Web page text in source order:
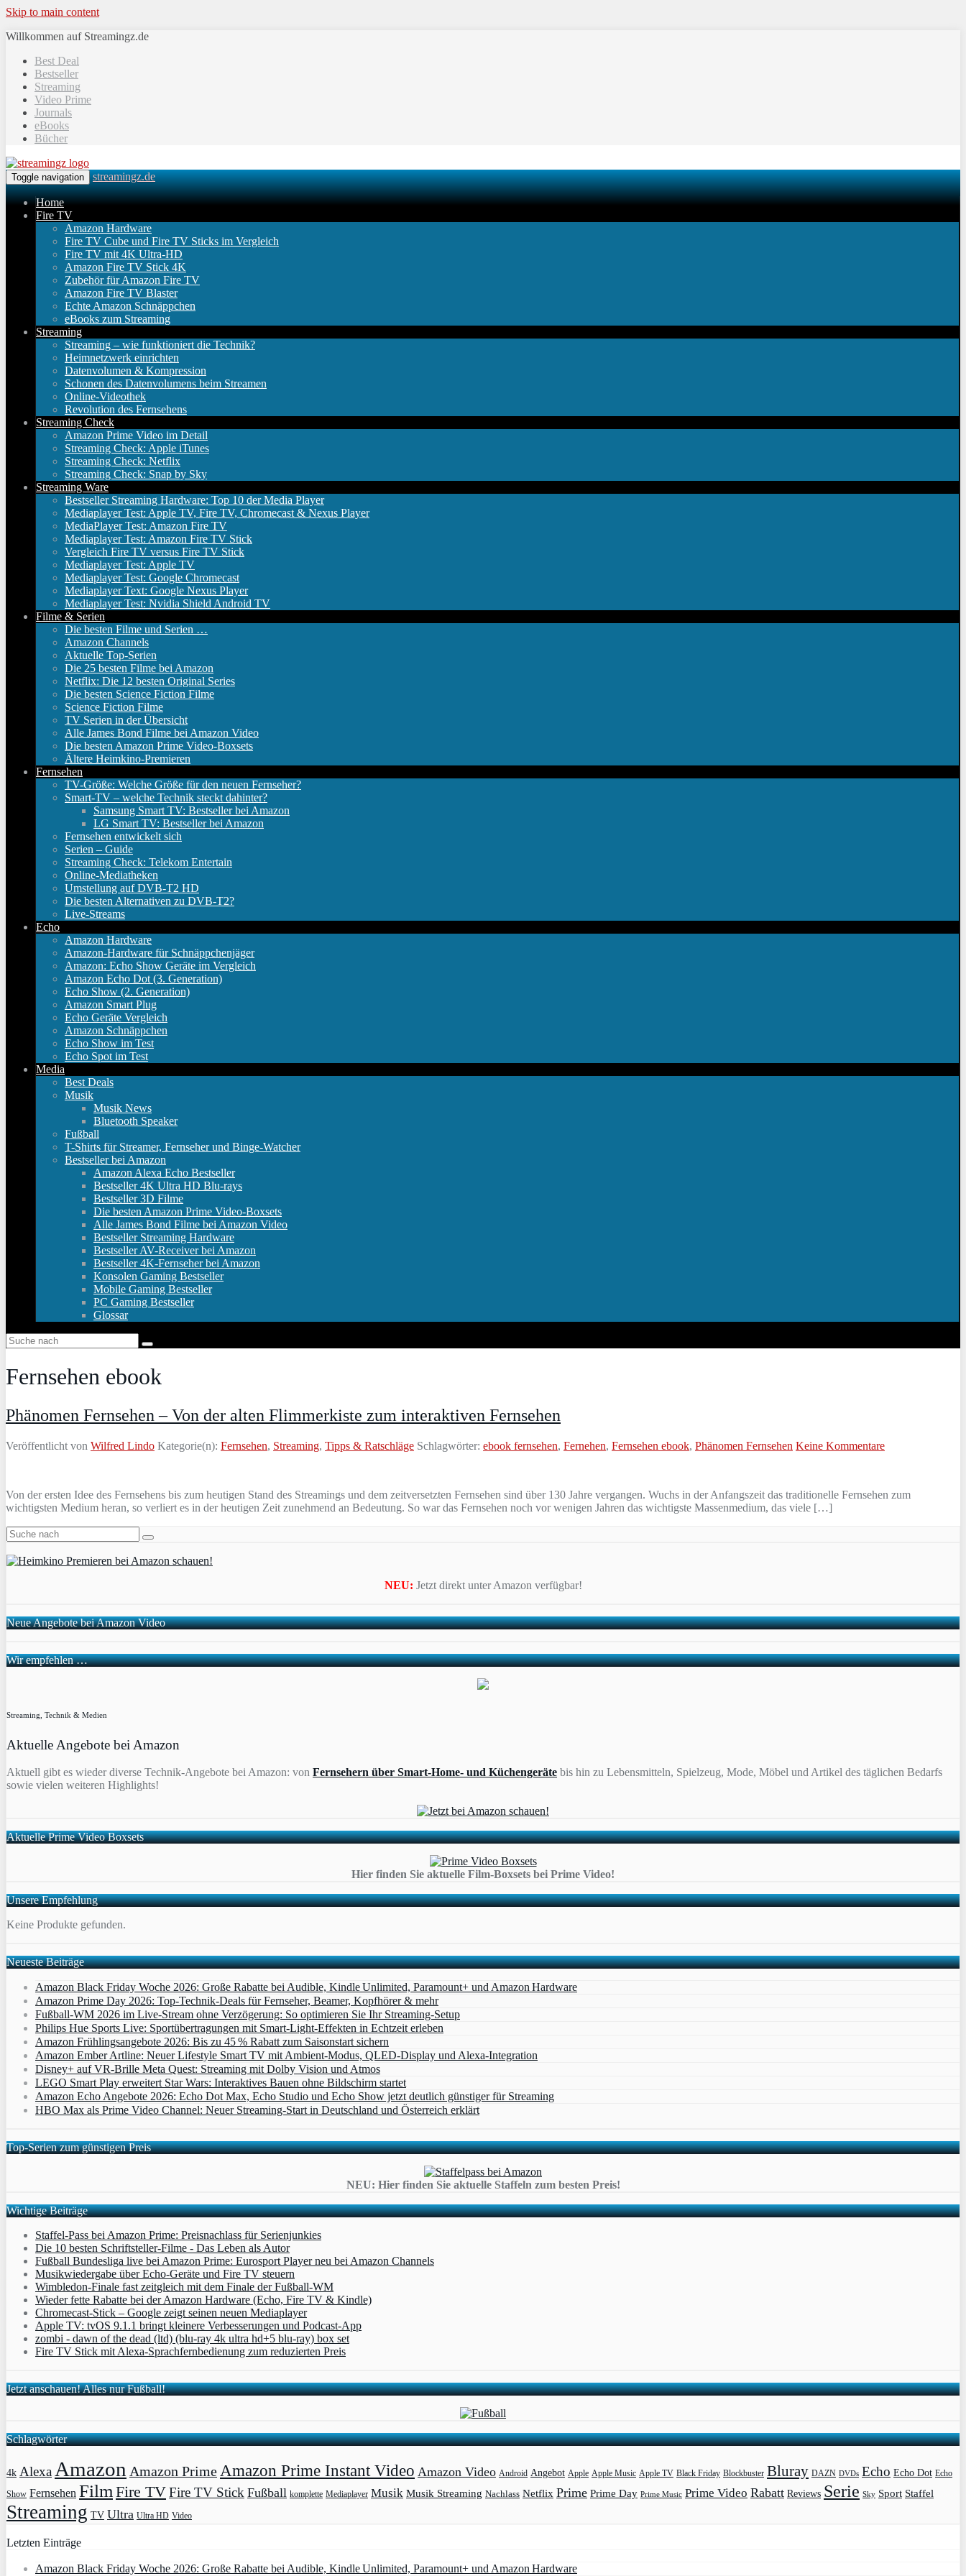
Skip to main content
Willkommen auf Streamingz.de
Best Deal
Bestseller
Streaming
Video Prime
Journals
eBooks
Bücher
Toggle navigation streamingz.de
Home
Fire TV
Amazon Hardware
Fire TV Cube und Fire TV Sticks im Vergleich
Fire TV mit 4K Ultra-HD
Amazon Fire TV Stick 4K
Zubehör für Amazon Fire TV
Amazon Fire TV Blaster
Echte Amazon Schnäppchen
eBooks zum Streaming
Streaming
Streaming – wie funktioniert die Technik?
Heimnetzwerk einrichten
Datenvolumen & Kompression
Schonen des Datenvolumens beim Streamen
Online-Videothek
Revolution des Fernsehens
Streaming Check
Amazon Prime Video im Detail
Streaming Check: Apple iTunes
Streaming Check: Netflix
Streaming Check: Snap by Sky
Streaming Ware
Bestseller Streaming Hardware: Top 10 der Media Player
Mediaplayer Test: Apple TV, Fire TV, Chromecast & Nexus Player
MediaPlayer Test: Amazon Fire TV
Mediaplayer Test: Amazon Fire TV Stick
Vergleich Fire TV versus Fire TV Stick
Mediaplayer Test: Apple TV
Mediaplayer Test: Google Chromecast
Mediaplayer Text: Google Nexus Player
Mediaplayer Test: Nvidia Shield Android TV
Filme & Serien
Die besten Filme und Serien …
Amazon Channels
Aktuelle Top-Serien
Die 25 besten Filme bei Amazon
Netflix: Die 12 besten Original Series
Die besten Science Fiction Filme
Science Fiction Filme
TV Serien in der Übersicht
Alle James Bond Filme bei Amazon Video
Die besten Amazon Prime Video-Boxsets
Ältere Heimkino-Premieren
Fernsehen
TV-Größe: Welche Größe für den neuen Fernseher?
Smart-TV – welche Technik steckt dahinter?
Samsung Smart TV: Bestseller bei Amazon
LG Smart TV: Bestseller bei Amazon
Fernsehen entwickelt sich
Serien – Guide
Streaming Check: Telekom Entertain
Online-Mediatheken
Umstellung auf DVB-T2 HD
Die besten Alternativen zu DVB-T2?
Live-Streams
Echo
Amazon Hardware
Amazon-Hardware für Schnäppchenjäger
Amazon: Echo Show Geräte im Vergleich
Amazon Echo Dot (3. Generation)
Echo Show (2. Generation)
Amazon Smart Plug
Echo Geräte Vergleich
Amazon Schnäppchen
Echo Show im Test
Echo Spot im Test
Media
Best Deals
Musik
Musik News
Bluetooth Speaker
Fußball
T-Shirts für Streamer, Fernseher und Binge-Watcher
Bestseller bei Amazon
Amazon Alexa Echo Bestseller
Bestseller 4K Ultra HD Blu-rays
Bestseller 3D Filme
Die besten Amazon Prime Video-Boxsets
Alle James Bond Filme bei Amazon Video
Bestseller Streaming Hardware
Bestseller AV-Receiver bei Amazon
Bestseller 4K-Fernseher bei Amazon
Konsolen Gaming Bestseller
Mobile Gaming Bestseller
PC Gaming Bestseller
Glossar
Fernsehen ebook
Phänomen Fernsehen – Von der alten Flimmerkiste zum interaktiven Fernsehen
Veröffentlicht von Wilfred Lindo Kategorie(n): Fernsehen, Streaming, Tipps & Ratschläge Schlagwörter: ebook fernsehen, Fernehen, Fernsehen ebook, Phänomen Fernsehen Keine Kommentare
Von der ersten Idee des Fernsehens bis zum heutigen Stand des Streamings und dem zeitversetzten Fernsehen sind über 130 Jahre vergangen. Wuchs in der Anfangszeit das traditionelle Fernsehen zum
wichtigsten Medium heran, so verliert es in der heutigen Zeit zunehmend an Bedeutung. So war das Fernsehen noch vor wenigen Jahren das wichtigste Massenmedium, das viele […]
NEU: Jetzt direkt unter Amazon verfügbar!
Neue Angebote bei Amazon Video
Wir empfehlen …
Streaming, Technik & Medien
Aktuelle Angebote bei Amazon
Aktuell gibt es wieder diverse Technik-Angebote bei Amazon: von Fernsehern über Smart-Home- und Küchengeräte bis hin zu Lebensmitteln, Spielzeug, Mode, Möbel und Artikel des täglichen Bedarfs
sowie vielen weiteren Highlights!
Aktuelle Prime Video Boxsets
Hier finden Sie aktuelle Film-Boxsets bei Prime Video!
Unsere Empfehlung
Keine Produkte gefunden.
Neueste Beiträge
Amazon Black Friday Woche 2026: Große Rabatte bei Audible, Kindle Unlimited, Paramount+ und Amazon Hardware
Amazon Prime Day 2026: Top-Technik-Deals für Fernseher, Beamer, Kopfhörer & mehr
Fußball-WM 2026 im Live-Stream ohne Verzögerung: So optimieren Sie Ihr Streaming-Setup
Philips Hue Sports Live: Sportübertragungen mit Smart‑Light‑Effekten in Echtzeit erleben
Amazon Frühlingsangebote 2026: Bis zu 45 % Rabatt zum Saisonstart sichern
Amazon Ember Artline: Neuer Lifestyle Smart TV mit Ambient‑Modus, QLED‑Display und Alexa‑Integration
Disney+ auf VR-Brille Meta Quest: Streaming mit Dolby Vision und Atmos
LEGO Smart Play erweitert Star Wars: Interaktives Bauen ohne Bildschirm startet
Amazon Echo Angebote 2026: Echo Dot Max, Echo Studio und Echo Show jetzt deutlich günstiger für Streaming
HBO Max als Prime Video Channel: Neuer Streaming‑Start in Deutschland und Österreich erklärt
Top-Serien zum günstigen Preis
NEU: Hier finden Sie aktuelle Staffeln zum besten Preis!
Wichtige Beiträge
Staffel-Pass bei Amazon Prime: Preisnachlass für Serienjunkies
Die 10 besten Schriftsteller-Filme - Das Leben als Autor
Fußball Bundesliga live bei Amazon Prime: Eurosport Player neu bei Amazon Channels
Musikwiedergabe über Echo-Geräte und Fire TV steuern
Wimbledon-Finale fast zeitgleich mit dem Finale der Fußball-WM
Wieder fette Rabatte bei der Amazon Hardware (Echo, Fire TV & Kindle)
Chromecast-Stick – Google zeigt seinen neuen Mediaplayer
Apple TV: tvOS 9.1.1 bringt kleinere Verbesserungen und Podcast-App
zombi - dawn of the dead (ltd) (blu-ray 4k ultra hd+5 blu-ray) box set
Fire TV Stick mit Alexa-Sprachfernbedienung zum reduzierten Preis
Jetzt anschauen! Alles nur Fußball!
Schlagwörter
4k AlexaAmazon Amazon PrimeAmazon Prime Instant Video Amazon Video Android Angebot Apple Apple Music Apple TV Black Friday Blockbuster Bluray DAZN DVDs Echo Echo Dot Echo
Show Fernsehen FilmFire TVFire TV Stick Fußball komplette Mediaplayer Musik Musik Streaming Nachlass Netflix Prime Prime Day Prime Music Prime Video Rabatt Reviews Serie Sky Sport Staffel
Streaming TV Ultra Ultra HD Video
Letzten Einträge
Amazon Black Friday Woche 2026: Große Rabatte bei Audible, Kindle Unlimited, Paramount+ und Amazon Hardware